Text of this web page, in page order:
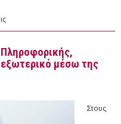
στον Ιδιωτικό Τομέα στην
Πληροφορικής,
εξωτερικό μέσω της
Στους